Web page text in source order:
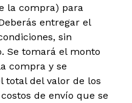
la compra) para
entregar el
sin
Se tomará el monto
compra y se
total del valor de los
de envío que se